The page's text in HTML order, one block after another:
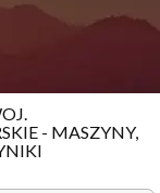
- MASZYNY,